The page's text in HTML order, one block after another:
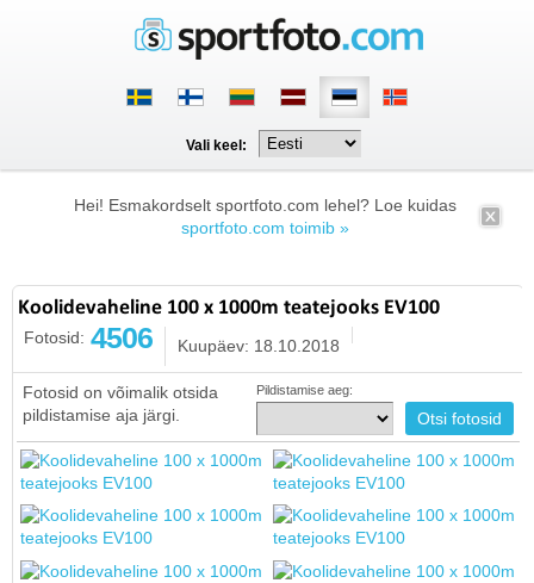
Vali keel:
Hei! Esmakordselt sportfoto.com lehel? Loe kuidas
sportfoto.com toimib »
Koolidevaheline 100 x 1000m teatejooks EV100
Fotosid: 4506 Kuupäev: 18.10.2018
Fotosid on võimalik otsida
pildistamise aja järgi.
Pildistamise aeg: